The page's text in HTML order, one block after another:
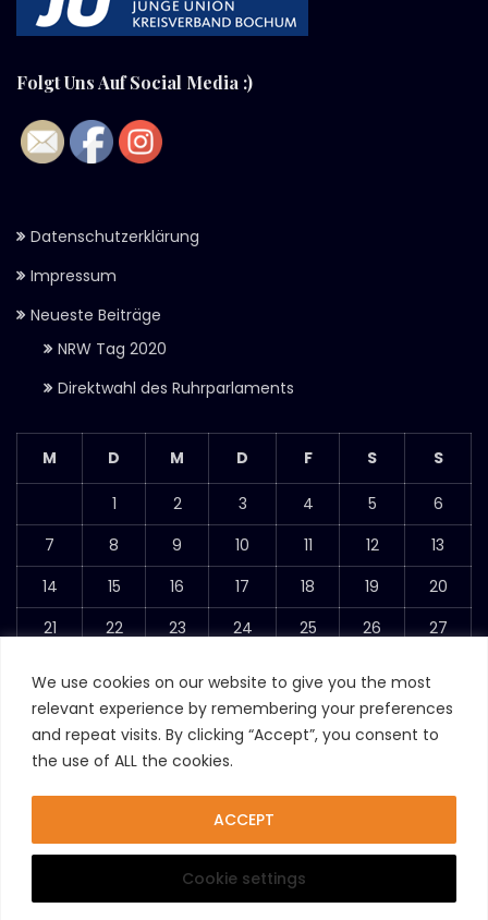
We use cookies on our website to give you the most
relevant experience by remembering your preferences
and repeat visits. By clicking “Accept”, you consent to
the use of ALL the cookies.
Cookie settings
ACCEPT
Folgt Uns Auf Social Media :)
Datenschutzerklärung
Impressum
Neueste Beiträge
NRW Tag 2020
Direktwahl des Ruhrparlaments
Februar 2022
M D M D F S S
1 2 3 4 5
6
7
8 9 10 11 12
13
14
15 16 17 18 19
20
21
22 23 24 25 26
27
« Dez. März »
Harnold Theme Developed by